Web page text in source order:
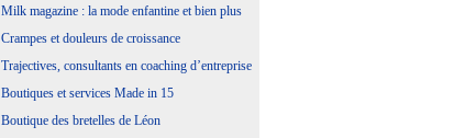
Milk magazine : la mode enfantine et bien plus
Crampes et douleurs de croissance
Trajectives, consultants en coaching d’entreprise
Boutiques et services Made in 15
Boutique des bretelles de Léon